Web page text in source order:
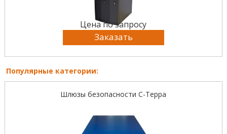
Цена по запросу
Заказать
Популярные категории:
Шлюзы безопасности С-Терра